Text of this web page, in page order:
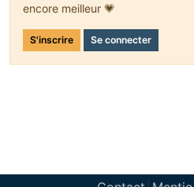
encore meilleur 💗
S'inscrire Se connecter